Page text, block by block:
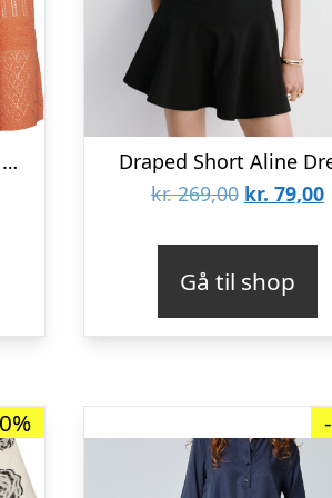
Snrayee LS Knit Mini Dress MCO
100,00.
Draped Short Aline
kr.269,00 Den
var:
kr.
kr. 79,00
Gå til shop